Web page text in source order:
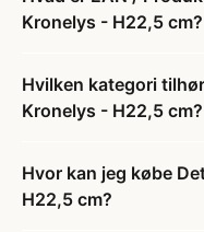
Kronelys - H22,5 cm?
Hvilken kategori
Kronelys - H22,5 cm?
Hvor kan jeg købe
H22,5 cm?